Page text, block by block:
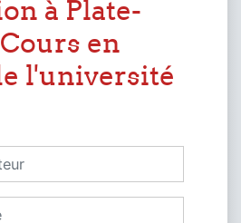
à Plate-
en
l'université